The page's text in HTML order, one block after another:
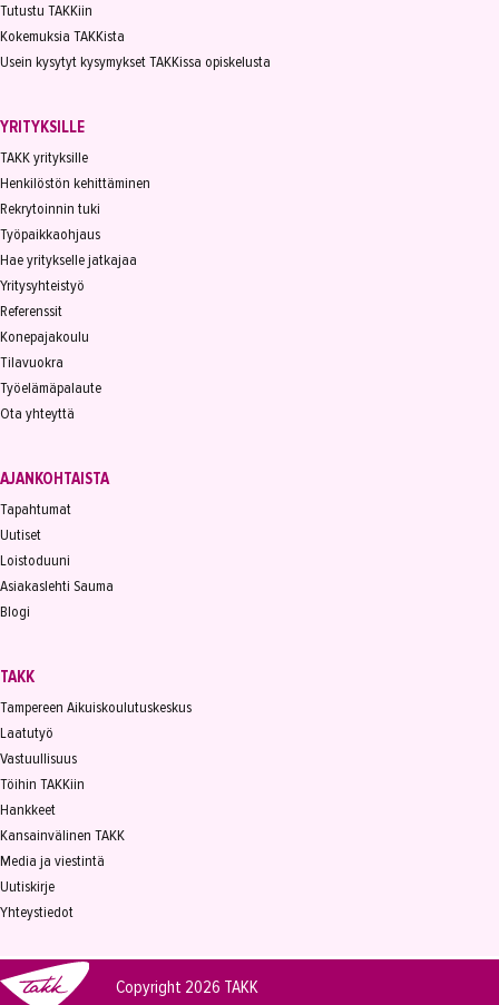
Tutustu TAKKiin
Kokemuksia TAKKista
Usein kysytyt kysymykset TAKKissa opiskelusta
YRITYKSILLE
TAKK yrityksille
Henkilöstön kehittäminen
Rekrytoinnin tuki
Työpaikkaohjaus
Hae yritykselle jatkajaa
Yritysyhteistyö
Referenssit
Konepajakoulu
Tilavuokra
Työelämäpalaute
Ota yhteyttä
AJANKOHTAISTA
Tapahtumat
Uutiset
Loistoduuni
Asiakaslehti Sauma
Blogi
TAKK
Tampereen Aikuiskoulutuskeskus
Laatutyö
Vastuullisuus
Töihin TAKKiin
Hankkeet
Kansainvälinen TAKK
Media ja viestintä
Uutiskirje
Yhteystiedot
Copyright 2026 TAKK